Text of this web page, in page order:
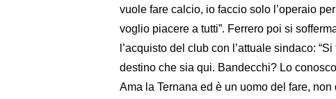
vuole fare calcio, io faccio solo l’operaio
voglio piacere a tutti”. Ferrero poi si
l’acquisto del club con l’attuale sindaco:
destino che sia qui. Bandecchi? Lo
Ama la Ternana ed è un uomo del fare,